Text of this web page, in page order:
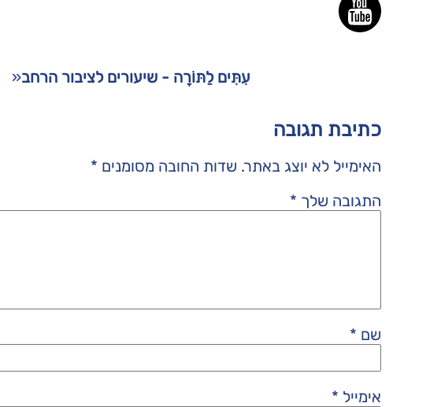
עִתִּים לַתּוֹרָה - שיעורים לציבור הרחב«
כתיבת תגובה
האימייל לא יוצג באתר. שדות החובה מסומנים *
התגובה שלך *
שם *
אימייל *